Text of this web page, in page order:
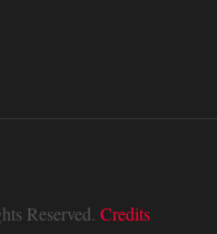
Reserved. Credits